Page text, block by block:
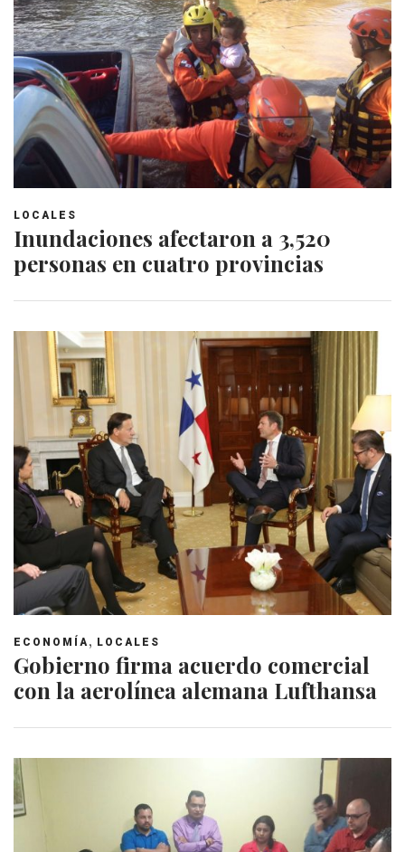
LOCALES
Inundaciones afectaron a 3,520
personas en cuatro provincias
ECONOMÍA , LOCALES
Gobierno firma acuerdo comercial
con la aerolínea alemana Lufthansa